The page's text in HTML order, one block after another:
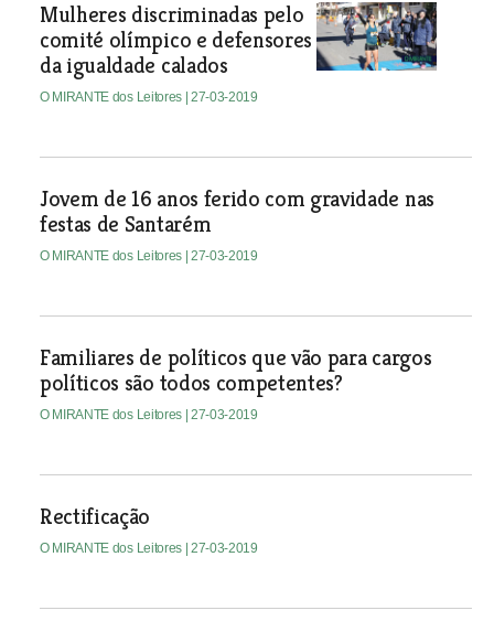
Mulheres discriminadas pelo
comité olímpico e defensores
da igualdade calados
O MIRANTE dos Leitores | 27-03-2019
Jovem de 16 anos ferido com gravidade nas
festas de Santarém
O MIRANTE dos Leitores | 27-03-2019
Familiares de políticos que vão para cargos
políticos são todos competentes?
O MIRANTE dos Leitores | 27-03-2019
Rectificação
O MIRANTE dos Leitores | 27-03-2019